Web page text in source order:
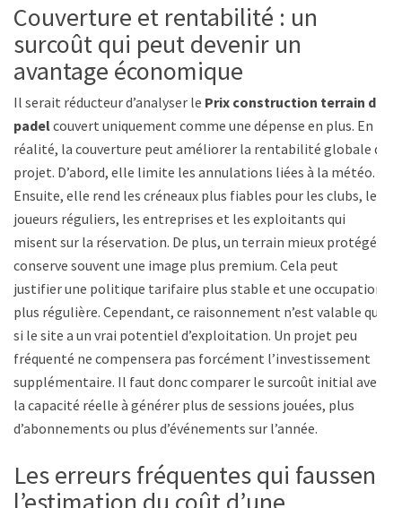
Couverture et rentabilité : un
surcoût qui peut devenir un
avantage économique
Il serait réducteur d’analyser le Prix construction terrain de
padelcouvert uniquement comme une dépense en plus. En
réalité, la couverture peut améliorer la rentabilité globale du
projet. D’abord, elle limite les annulations liées à la météo.
Ensuite, elle rend les créneaux plus fiables pour les clubs, les
joueurs réguliers, les entreprises et les exploitants qui
misent sur la réservation. De plus, un terrain mieux protégé
conserve souvent une image plus premium. Cela peut
justifier une politique tarifaire plus stable et une occupation
plus régulière. Cependant, ce raisonnement n’est valable que
si le site a un vrai potentiel d’exploitation. Un projet peu
fréquenté ne compensera pas forcément l’investissement
supplémentaire. Il faut donc comparer le surcoût initial avec
la capacité réelle à générer plus de sessions jouées, plus
d’abonnements ou plus d’événements sur l’année.
Les erreurs fréquentes qui faussent